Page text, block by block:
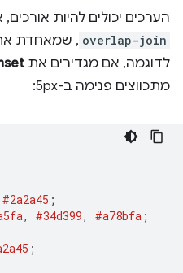
הערכים יכולים להיות
overlap-join , שמאחדת את
לדוגמה, אם מגדירים את
מתכווצים פנימה ב-5px:
#2a2a45 ;
, #34d399, #a78bfa ;
;